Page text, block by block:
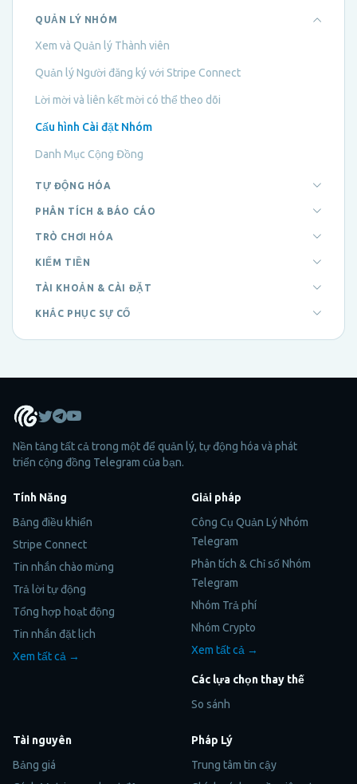
QUẢN LÝ NHÓM
Xem và Quản lý Thành viên
Quản lý Người đăng ký với Stripe Connect
Lời mời và liên kết mời có thể theo dõi
Cấu hình Cài đặt Nhóm
Danh Mục Cộng Đồng
TỰ ĐỘNG HÓA
PHÂN TÍCH & BÁO CÁO
TRÒ CHƠI HÓA
KIẾM TIỀN
TÀI KHOẢN & CÀI ĐẶT
KHẮC PHỤC SỰ CỐ
Nền tảng tất cả trong một để quản lý, tự động hóa và phát
triển cộng đồng Telegram của bạn.
Tính Năng
Bảng điều khiển
Stripe Connect
Tin nhắn chào mừng
Trả lời tự động
Tổng hợp hoạt động
Tin nhắn đặt lịch
Xem tất cả →
Giải pháp
Công Cụ Quản Lý Nhóm
Telegram
Phân tích & Chỉ số Nhóm
Telegram
Nhóm Trả phí
Nhóm Crypto
Xem tất cả →
Các lựa chọn thay thế
So sánh
Tài nguyên
Bảng giá
Pháp Lý
Trung tâm tin cậy